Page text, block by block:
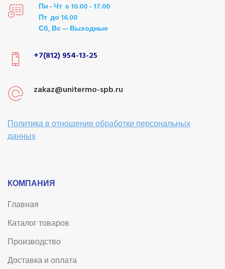
Пн - Чт с 10.00 - 17.00
Пт до 16.00
Сб, Вс — Выходные
+7(812) 954-13-25
zakaz@unitermo-spb.ru
Политика в отношении обработки персональных
данных
КОМПАНИЯ
Главная
Каталог товаров
Производство
Доставка и оплата